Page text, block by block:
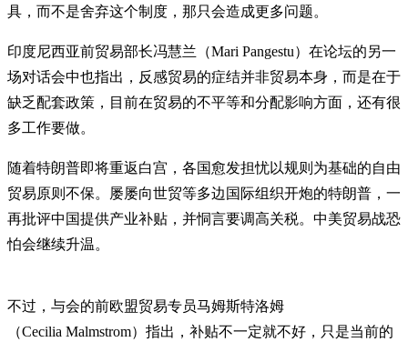
具，而不是舍弃这个制度，那只会造成更多问题。
印度尼西亚前贸易部长冯慧兰（Mari Pangestu）在论坛的另一
场对话会中也指出，反感贸易的症结并非贸易本身，而是在于
缺乏配套政策，目前在贸易的不平等和分配影响方面，还有很
多工作要做。
随着特朗普即将重返白宫，各国愈发担忧以规则为基础的自由
贸易原则不保。屡屡向世贸等多边国际组织开炮的特朗普，一
再批评中国提供产业补贴，并恫言要调高关税。中美贸易战恐
怕会继续升温。
不过，与会的前欧盟贸易专员马姆斯特洛姆
（Cecilia Malmstrom）指出，补贴不一定就不好，只是当前的